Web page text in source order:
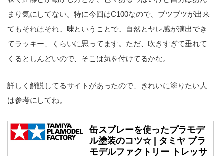
まり気にしてない。特に今回はC100なので、ブツブツが出来
てもそれはそれ。 味ということで。自然とヤレ感が演出でき
てラッキー、くらいに思ってます。ただ、吹きすぎて垂れて
くるとしんどいので、そこは気を付けてるかな。
詳しく解説してるサイトがあったので、きれいに塗りたい人
は参考にしてね。
缶スプレーを使ったプラモデ
ル塗装のコツ☆ | タミヤ プラ
モデルファクトリー トレッサ